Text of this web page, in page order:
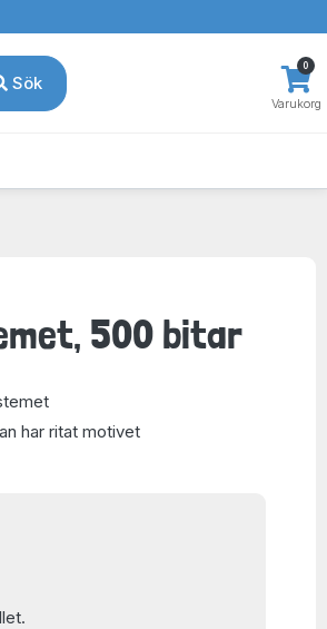
Sök
Varukorg
0
500 bitar
har ritat motivet